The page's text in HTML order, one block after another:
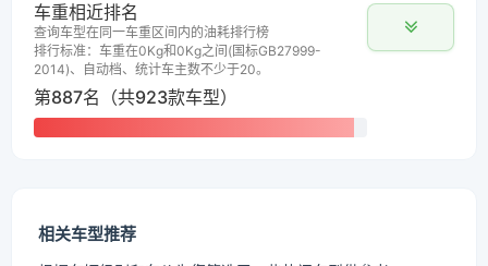
车重相近排名
查询车型在同一车重区间内的油耗排行榜
排行标准：车重在0Kg和0Kg之间(国标GB27999-
2014)、自动档、统计车主数不少于20。
第887名（共923款车型）
相关车型推荐